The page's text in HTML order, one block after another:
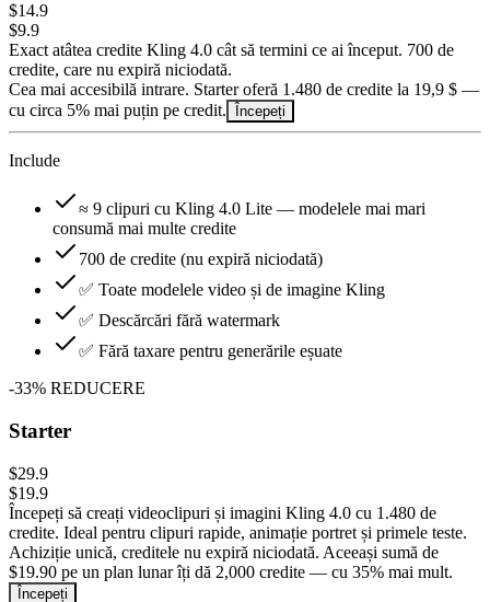
$14.9
$9.9
Exact atâtea credite Kling 4.0 cât să termini ce ai început. 700 de
credite, care nu expiră niciodată.
Cea mai accesibilă intrare. Starter oferă 1.480 de credite la 19,9 $ —
cu circa 5% mai puțin pe credit.
Începeți
Include
≈ 9 clipuri cu Kling 4.0 Lite — modelele mai mari
consumă mai multe credite
700 de credite (nu expiră niciodată)
✅ Toate modelele video și de imagine Kling
✅ Descărcări fără watermark
✅ Fără taxare pentru generările eșuate
-33% REDUCERE
Starter
$29.9
$19.9
Începeți să creați videoclipuri și imagini Kling 4.0 cu 1.480 de
credite. Ideal pentru clipuri rapide, animație portret și primele teste.
Achiziție unică, creditele nu expiră niciodată. Aceeași sumă de
$19.90 pe un plan lunar îți dă 2,000 credite — cu 35% mai mult.
Începeți